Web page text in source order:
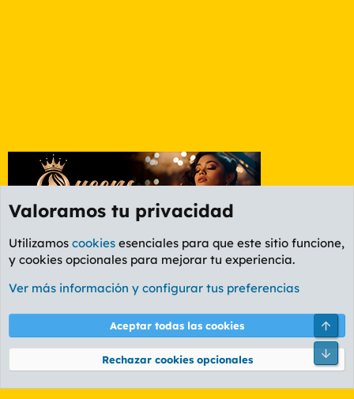
Foro Informática y Videojuegos
Cookies
PL OLDSTYLE AMARILLO
Términos y reglas Política de privacidad Ayuda
Community platform by XenForo® © 2010-2026 XenForo Ltd.
Valoramos tu privacidad
Utilizamos cookies esenciales para que este sitio funcione,
y cookies opcionales para mejorar tu experiencia.
Ver más información y configurar tus preferencias
Aceptar todas las cookies
Rechazar cookies opcionales
Pie